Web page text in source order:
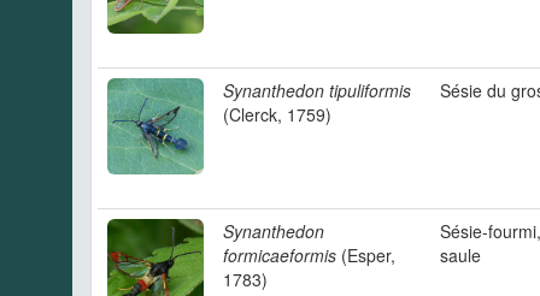
Synanthedon tipuliformis
(Clerck, 1759)
Sésie du
Synanthedon
formicaeformis (Esper,
1783)
Sésie-
saule